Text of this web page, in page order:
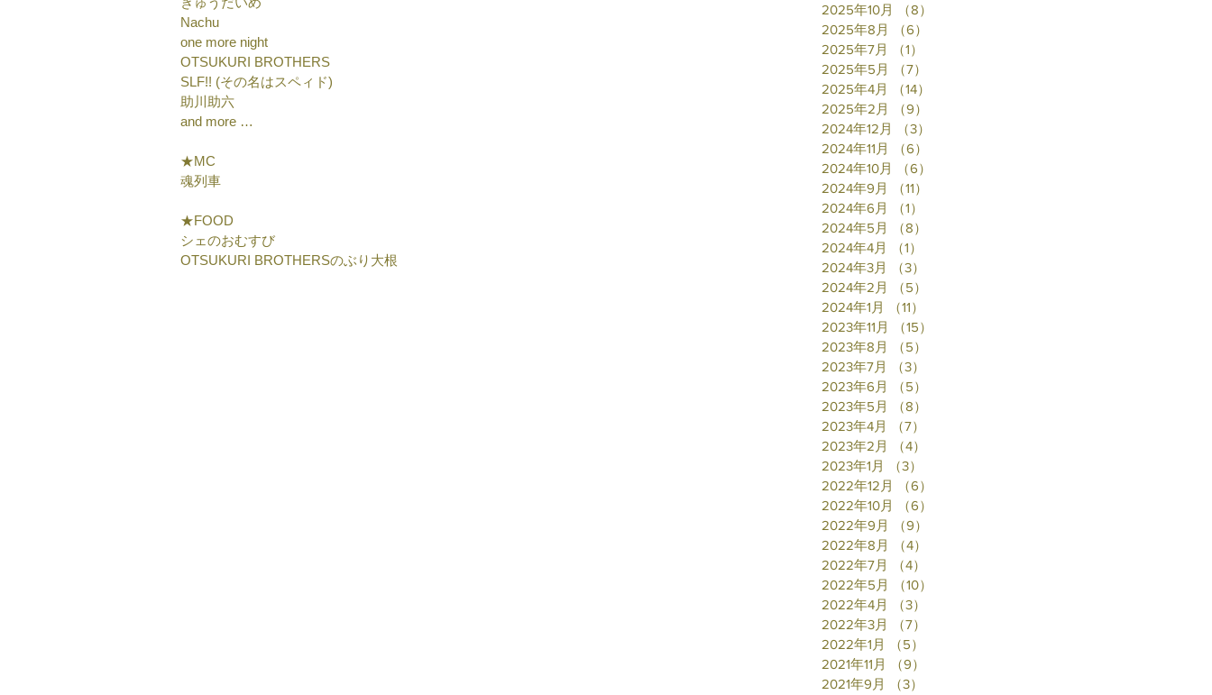
Nachu
one more night
OTSUKURI BROTHERS
SLF!! (その名はスペィド)
助川助六
and more …
★MC
魂列車
★FOOD
シェのおむすび
OTSUKURI BROTHERSのぶり大根
2025年10月
（8）
2025年8月
（6）
2025年7月
（1）
2025年5月
（7）
2025年4月
（14）
2025年2月
（9）
2024年12月
（3）
2024年11月
（6）
2024年10月
（6）
2024年9月
（11）
2024年6月
（1）
2024年5月
（8）
2024年4月
（1）
2024年3月
（3）
2024年2月
（5）
2024年1月
（11）
2023年11月
（15）
2023年8月
（5）
2023年7月
（3）
2023年6月
（5）
2023年5月
（8）
2023年4月
（7）
2023年2月
（4）
2023年1月
（3）
2022年12月
（6）
2022年10月
（6）
2022年9月
（9）
2022年8月
（4）
2022年7月
（4）
2022年5月
（10）
2022年4月
（3）
2022年3月
（7）
2022年1月
（5）
2021年11月
（9）
2021年9月
（3）